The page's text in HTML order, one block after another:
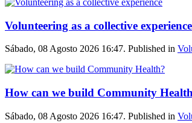
Volunteering as a collective experience
Sábado, 08 Agosto 2026 16:47. Published in
How can we build Community
Sábado, 08 Agosto 2026 16:47. Published in